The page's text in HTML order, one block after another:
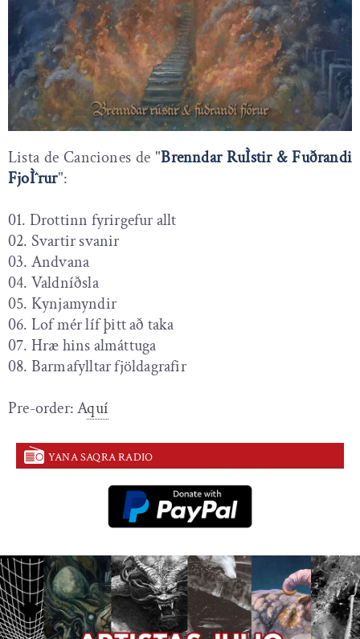
Lista de Canciones de "Brenndar RuÌstir & Fuðrandi
FjoÌˆrur":
01. Drottinn fyrirgefur allt
02. Svartir svanir
03. Andvana
04. Valdníðsla
05. Kynjamyndir
06. Lof mér líf þitt að taka
07. Hræ hins almáttuga
08. Barmafylltar fjöldagrafir
Pre-order: Aquí
YANA SAQRA RADIO